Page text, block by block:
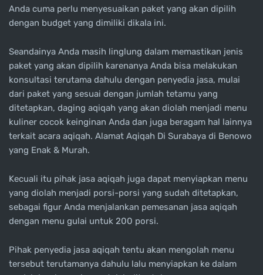
Anda cuma perlu menyesuaikan paket yang akan dipilih
dengan budget yang dimiliki dikala ini.
Seandainya Anda masih linglung dalam memastikan jenis
paket yang akan dipilih karenanya Anda bisa melakukan
konsultasi terutama dahulu dengan penyedia jasa, mulai
dari paket yang sesuai dengan jumlah tetamu yang
ditetapkan, daging aqiqah yang akan diolah menjadi menu
kuliner cocok keinginan Anda dan juga beragam hal lainnya
terkait acara aqiqah. Alamat Aqiqah Di Surabaya di Benowo
yang Enak & Murah.
Kecuali itu pihak jasa aqiqah juga dapat menyiapkan menu
yang diolah menjadi porsi-porsi yang sudah ditetapkan,
sebagai figur Anda menjalankan pemesanan jasa aqiqah
dengan menu gulai untuk 200 porsi.
Pihak penyedia jasa aqiqah tentu akan mengolah menu
tersebut terutamanya dahulu lalu menyiapkan ke dalam